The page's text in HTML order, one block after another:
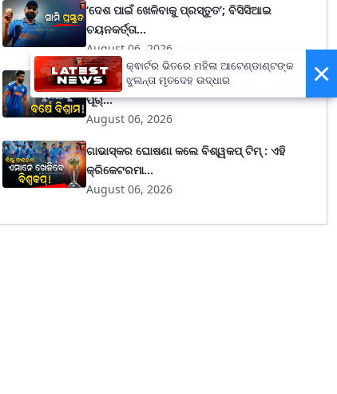
‘ଦେଶ ପାଇଁ ଖେଳିବାକୁ ପ୍ରସ୍ତୁତ’; ବିସିସିଆଇ
ଚୟନକର୍ତ୍ତା...
August 06, 2026
ବର୍ଷେ ଯାଏଁ ଖେଳିବେନି ବୁମରା, BCCI ଦେବ ବିଶ୍ରାମ !
ପୂର୍...
August 06, 2026
ଗାଭାସ୍କର ଘୋଷଣା କଲେ ବିଶ୍ୱକପ୍ ଟିମ୍ : ଏହି
କ୍ରିକେଟରମା...
August 06, 2026
×
କ୍ଵାର୍ଟର ଭିତରେ ମହିଳା ଆଟେଣ୍ଡାଣ୍ଟଙ୍କ
ଝୁଲନ୍ତା ମୃତଦେହ ଉଦ୍ଧାର